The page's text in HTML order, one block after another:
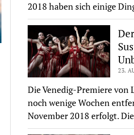
2018 haben sich einige
23.
Die Venedig-Premiere von
noch wenige Wochen
November 2018 erfolgt.